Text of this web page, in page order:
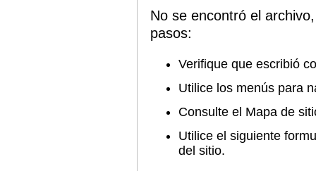
No se encontró el
pasos:
Verifique que escribió
Utilice los menús para
Consulte el Mapa de
Utilice el siguiente
del sitio.